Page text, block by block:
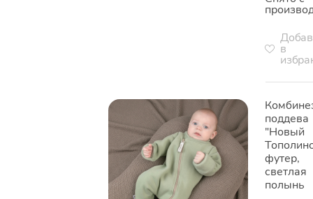
в
поддева
"Новый
футер,
светлая
полынь